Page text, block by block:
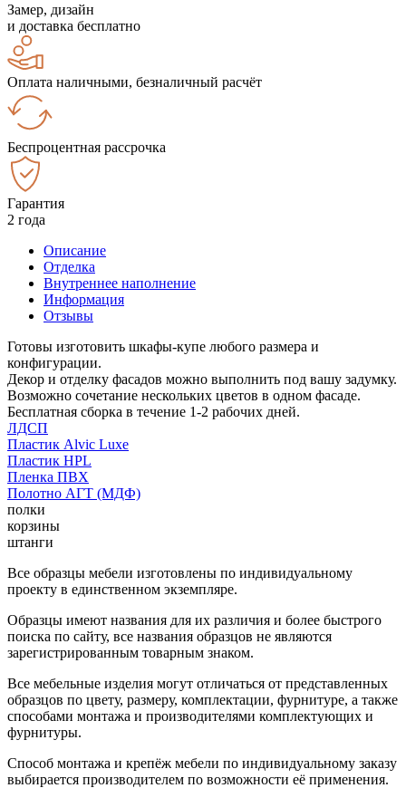
Замер, дизайн
и доставка бесплатно
Оплата наличными, безналичный расчёт
Беспроцентная рассрочка
Гарантия
2 года
Описание
Отделка
Внутреннее наполнение
Информация
Отзывы
Готовы изготовить шкафы-купе любого размера и
конфигурации.
Декор и отделку фасадов можно выполнить под вашу задумку.
Возможно сочетание нескольких цветов в одном фасаде.
Бесплатная сборка в течение 1-2 рабочих дней.
ЛДСП
Пластик Alvic Luxe
Пластик HPL
Пленка ПВХ
Полотно АГТ (МДФ)
полки
корзины
штанги
Все образцы мебели изготовлены по индивидуальному
проекту в единственном экземпляре.
Образцы имеют названия для их различия и более быстрого
поиска по сайту, все названия образцов не являются
зарегистрированным товарным знаком.
Все мебельные изделия могут отличаться от представленных
образцов по цвету, размеру, комплектации, фурнитуре, а также
способами монтажа и производителями комплектующих и
фурнитуры.
Способ монтажа и крепёж мебели по индивидуальному заказу
выбирается производителем по возможности её применения.